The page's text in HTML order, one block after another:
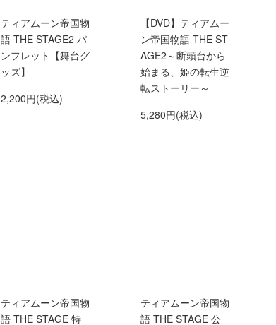
ティアムーン帝国物
語 THE STAGE2 パ
ンフレット【舞台グ
ッズ】
2,200円(税込)
【DVD】ティアムー
ン帝国物語 THE ST
AGE2～断頭台から
始まる、姫の転生逆
転ストーリー～
5,280円(税込)
ティアムーン帝国物
語 THE STAGE 特
ティアムーン帝国物
語 THE STAGE 公